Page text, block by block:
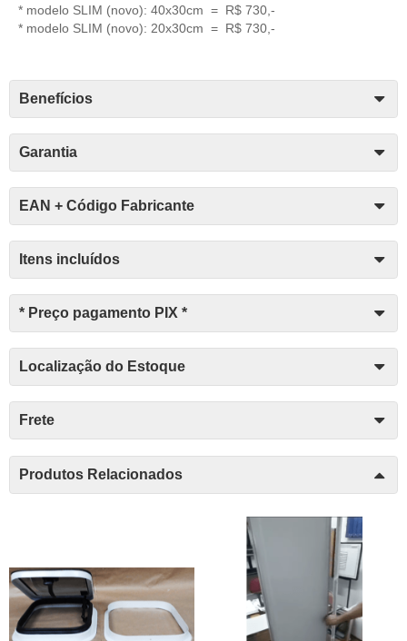
* modelo SLIM (novo): 40x30cm = R$ 730,-
* modelo SLIM (novo): 20x30cm = R$ 730,-
Benefícios
Garantia
EAN + Código Fabricante
Itens incluídos
* Preço pagamento PIX *
Localização do Estoque
Frete
Produtos Relacionados